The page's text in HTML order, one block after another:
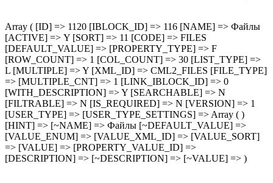
Array ( [ID] => 1120 [IBLOCK_ID] => 116 [NAME] => Файлы
[ACTIVE] => Y [SORT] => 11 [CODE] => FILES
[DEFAULT_VALUE] => [PROPERTY_TYPE] => F
[ROW_COUNT] => 1 [COL_COUNT] => 30 [LIST_TYPE] =>
L [MULTIPLE] => Y [XML_ID] => CML2_FILES [FILE_TYPE]
=> [MULTIPLE_CNT] => 1 [LINK_IBLOCK_ID] => 0
[WITH_DESCRIPTION] => Y [SEARCHABLE] => N
[FILTRABLE] => N [IS_REQUIRED] => N [VERSION] => 1
[USER_TYPE] => [USER_TYPE_SETTINGS] => Array ( )
[HINT] => [~NAME] => Файлы [~DEFAULT_VALUE] =>
[VALUE_ENUM] => [VALUE_XML_ID] => [VALUE_SORT]
=> [VALUE] => [PROPERTY_VALUE_ID] =>
[DESCRIPTION] => [~DESCRIPTION] => [~VALUE] => )